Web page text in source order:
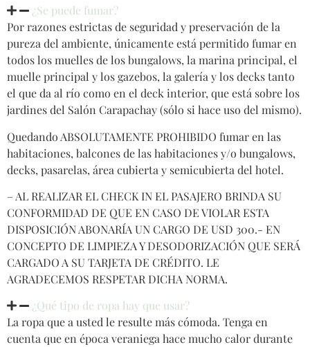
¿Se puede fumar?
Por razones estrictas de seguridad y preservación de la
pureza del ambiente, únicamente está permitido fumar en
todos los muelles de los bungalows, la marina principal, el
muelle principal y los gazebos, la galería y los decks tanto
el que da al río como en el deck interior, que está sobre los
jardines del Salón Carapachay (sólo si hace uso del mismo).
Quedando ABSOLUTAMENTE PROHIBIDO fumar en las
habitaciones, balcones de las habitaciones y/o bungalows,
decks, pasarelas, área cubierta y semicubierta del hotel.
– AL REALIZAR EL CHECK IN EL PASAJERO BRINDA SU
CONFORMIDAD DE QUE EN CASO DE VIOLAR ESTA
DISPOSICIÓN ABONARÍA UN CARGO DE USD 300.- EN
CONCEPTO DE LIMPIEZA Y DESODORIZACIÓN QUE SERÁ
CARGADO A SU TARJETA DE CRÉDITO. LE
AGRADECEMOS RESPETAR DICHA NORMA.
¿Qué tipo de ropa hay que usar?
La ropa que a usted le resulte más cómoda. Tenga en
cuenta que en época veraniega hace mucho calor durante